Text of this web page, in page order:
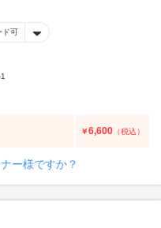
ド可
￥6,600 （税込）
ー様ですか？